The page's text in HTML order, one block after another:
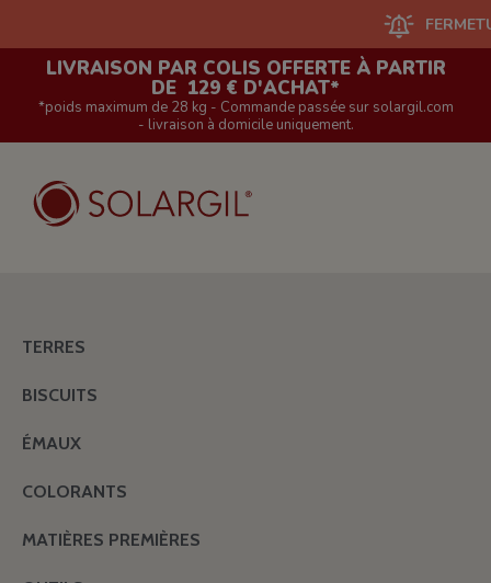
LIVRAISON PAR COLIS OFFERTE À PARTIR
DE 129 € D'ACHAT*
*poids maximum de 28 kg - Commande passée sur solargil.com
- livraison à domicile uniquement.
TERRES
BISCUITS
ÉMAUX
COLORANTS
MATIÈRES PREMIÈRES